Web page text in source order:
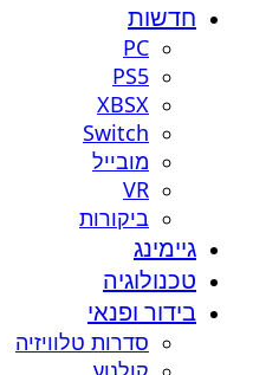
חדשות
PC
PS5
XBSX
Switch
מובייל
VR
ביקורות
גיימינג
טכנולוגיה
בידור ופנאי
סדרות טלוויזיה